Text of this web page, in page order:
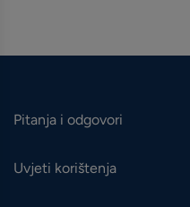
Pitanja i odgovori
Uvjeti korištenja